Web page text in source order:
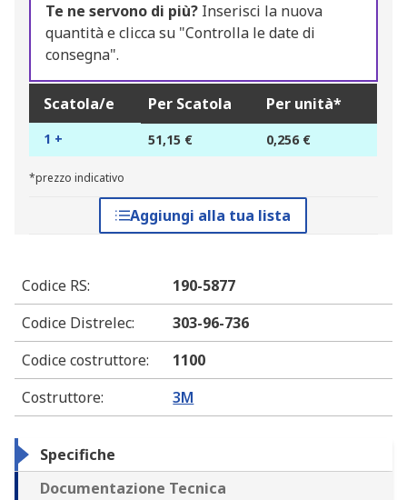
Te ne servono di più? Inserisci la nuova
quantità e clicca su "Controlla le date di
consegna".
Scatola/e Per Scatola Per unità*
1 + 51,15 € 0,256 €
*prezzo indicativo
Aggiungi alla tua lista
Codice RS:
190-5877
Codice Distrelec:
303-96-736
Codice costruttore:
1100
Costruttore: 3M
Specifiche
Documentazione Tecnica